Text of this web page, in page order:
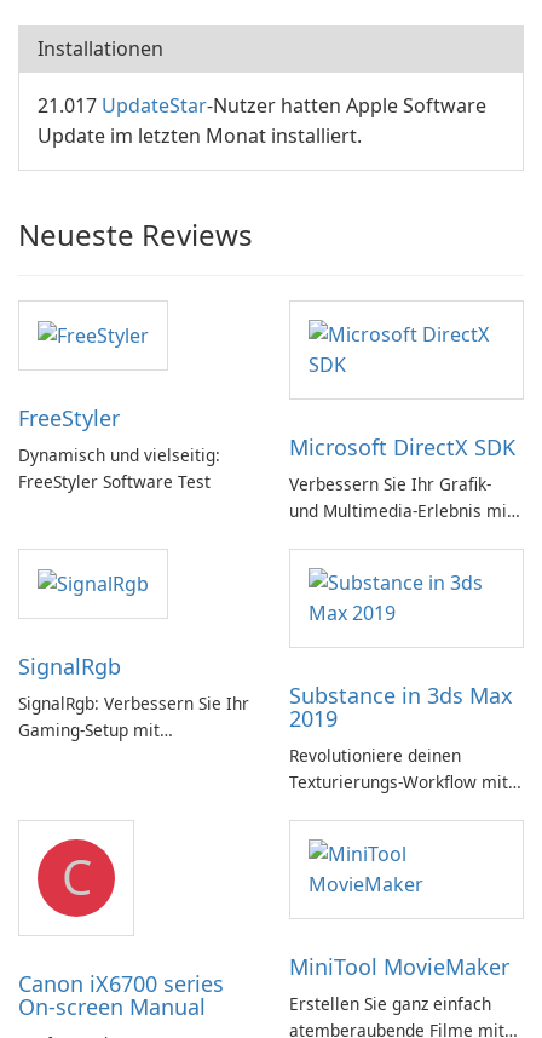
Installationen
21.017 UpdateStar-Nutzer hatten Apple Software
Update im letzten Monat installiert.
Neueste Reviews
FreeStyler
Dynamisch und vielseitig:
FreeStyler Software Test
Microsoft DirectX SDK
Verbessern Sie Ihr Grafik-
und Multimedia-Erlebnis mit
SignalRgb
SignalRgb: Verbessern Sie Ihr
Gaming-Setup mit
Substance in 3ds Max
2019
Revolutioniere deinen
Texturierungs-Workflow mit
C
Canon iX6700 series
On-screen Manual
MiniTool MovieMaker
Erstellen Sie ganz einfach
atemberaubende Filme mit